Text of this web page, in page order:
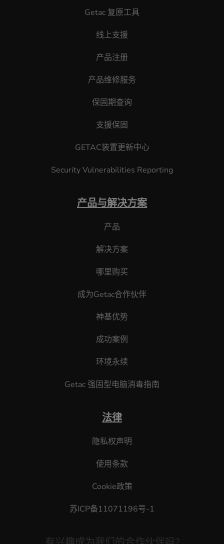
Getac 复原工具
线上支援
产品注册
产品维修服务
保固期查询
支援保固
GETAC装置更新中心
Security Vulnerabilities Reporting
产品与解决方案
产品
解决方案
哪里购买
成为Getac合作伙伴
神基优势
成功案例
环境永续
Getac 强固型电脑消毒指南
法律
隐私权声明
使用条款
Cookie政策
苏ICP备11071196号-1